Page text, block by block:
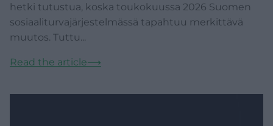
hetki tutustua, koska toukokuussa 2026 Suomen
sosiaaliturvajärjestelmässä tapahtuu merkittävä
muutos. Tuttu...
Read the article⟶